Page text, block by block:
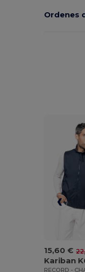
Ordenes
15,60 €
Kariban